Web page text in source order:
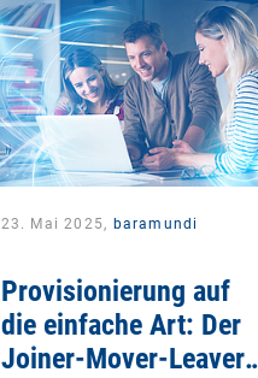
23. Mai 2025, baramundi
Provisionierung auf
die einfache Art: Der
Joiner-Mover-Leaver-